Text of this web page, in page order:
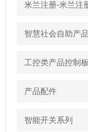
米兰注册-米兰注
智慧社会自助产
工控类产品控制板
产品配件
智能开关系列